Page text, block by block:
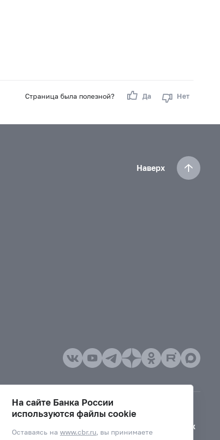
Страница была полезной? Да Нет
Наверх
Версия для слабовидящих
На сайте Банка России
используются файлы cookie
Оставаясь наwww.cbr.ru, вы принимаете